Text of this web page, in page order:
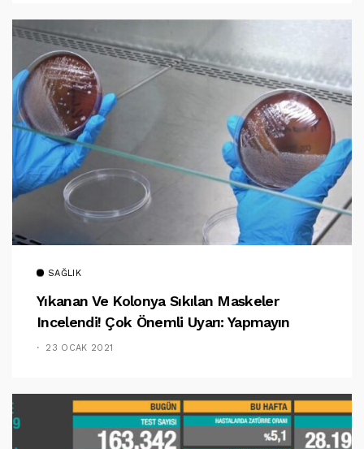
SAĞLIK
Yıkanan Ve Kolonya Sıkılan Maskeler
Incelendi! Çok Önemli Uyarı: Yapmayın
23 OCAK 2021